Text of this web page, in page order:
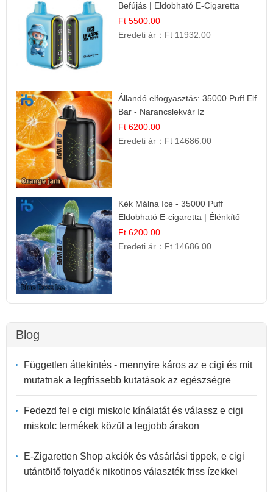
Befújás | Eldobható E-Cigaretta
Ft 5500.00
Eredeti ár： Ft 11932.00
Állandó elfogyasztás: 35000 Puff Elf
Bar - Narancslekvár íz
Ft 6200.00
Eredeti ár： Ft 14686.00
Kék Málna Ice - 35000 Puff
Eldobható E-cigaretta | Élénkítő
Gyümölcsös Frissesség!
Ft 6200.00
Eredeti ár： Ft 14686.00
Blog
Független áttekintés - mennyire káros az e cigi és mit
mutatnak a legfrissebb kutatások az egészségre
Fedezd fel e cigi miskolc kínálatát és válassz e cigi
miskolc termékek közül a legjobb árakon
E-Zigaretten Shop akciók és vásárlási tippek, e cigi
utántöltő folyadék nikotinos választék friss ízekkel